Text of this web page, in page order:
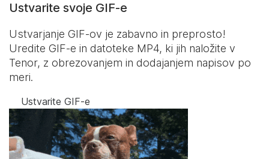
Ustvarite svoje GIF-e
Ustvarjanje GIF-ov je zabavno in preprosto!
Uredite GIF-e in datoteke MP4, ki jih naložite v
Tenor, z obrezovanjem in dodajanjem napisov po
meri.
Ustvarite GIF-e